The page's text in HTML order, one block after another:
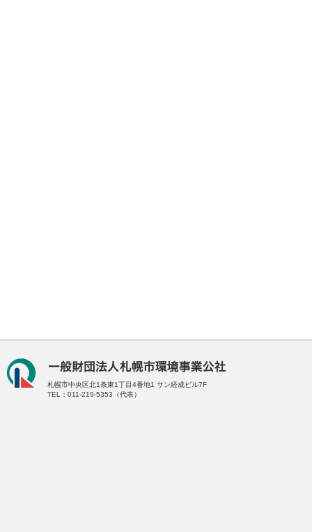
札幌市中央区北1条東1丁目4番地1 サン経成ビル7F
TEL：011-219-5353（代表）